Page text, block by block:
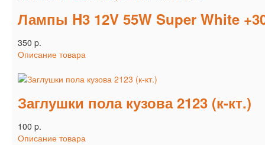
Лампы H3 12V 55W Super White
350 p.
Описание товара
Заглушки пола кузова 2123 (к-кт.)
100 p.
Описание товара